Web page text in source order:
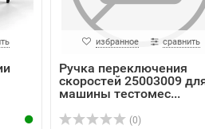
избранное сравнить
Ручка переключения
скоростей 25003009
машины тестомес...
(0)